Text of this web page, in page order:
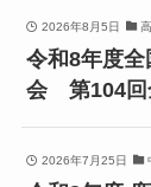
2026年8月5日
令和8年度
会 第104回
2026年7月25日